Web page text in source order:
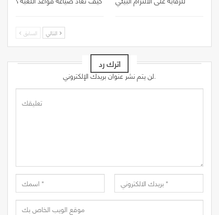
السابق
اترك رد
لن يتم نشر عنوان بريدك الإلكتروني.